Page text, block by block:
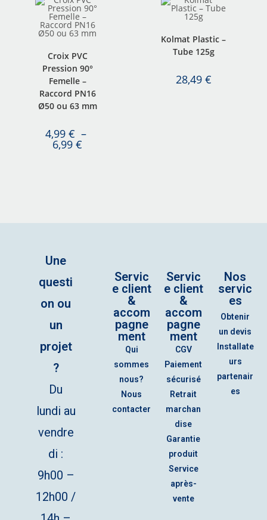
Croix PVC
Pression 90°
Femelle –
Raccord PN16
Ø50 ou 63 mm
4,99€ –
6,99€
Kolmat Plastic –
Tube 125g
28,49 €
Une
questi
on ou
un
projet
?
Du
lundi au
vendre
di :
9h00 –
12h00 /
Servic
e client
&
accom
pagne
ment
Qui
sommes
nous?
Nous
contacter
Servic
e client
&
accom
pagne
ment
CGV
Paiement
sécurisé
Retrait
marchan
dise
Garantie
produit
Service
après-
vente
Nos
servic
es
Obtenir
un devis
Installate
urs
partenair
es